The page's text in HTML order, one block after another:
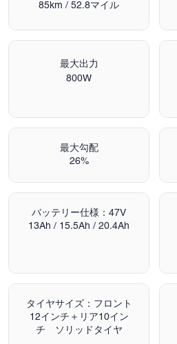
85km / 52.8マイル
最大出力
800W
最大勾配
26%
バッテリー仕様：47V
13Ah / 15.5Ah / 20.4Ah
タイヤサイズ：フロント
12インチ＋リア10イン
チ ソリッドタイヤ